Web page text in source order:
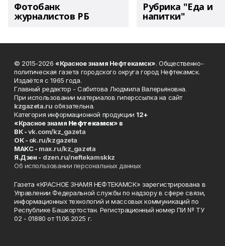
Фотобанк
журналистов РБ
Рубрика "Еда и
напитки"
© 2015-2026 «Красное знамя Нефтекамск». Общественно-
политическая газета городского округа город Нефтекамск.
Издаётся с 1965 года.
Главный редактор - Сабитова Людмила Валерьяновна.
При использовании материалов гиперссылка на сайт
kzgazeta.ru обязательна.
Категория информационной продукции 12+
«Красное знамя Нефтекамск» в
ВК -vk.com/kz_gazeta
ОК - ok.ru/kzgazeta
MAKC - max.ru/kz_gazeta
Я.Дзен - dzen.ru/neftekamskkz
Об использовании персональных данных
Газета «КРАСНОЕ ЗНАМЯ НЕФТЕКАМСК» зарегистрирована в
Управлении Федеральной службы по надзору в сфере связи,
информационных технологий и массовых коммуникаций по
Республике Башкортостан. Регистрационный номер ПИ № ТУ
02 - 01880 от 11.06.2025 г.